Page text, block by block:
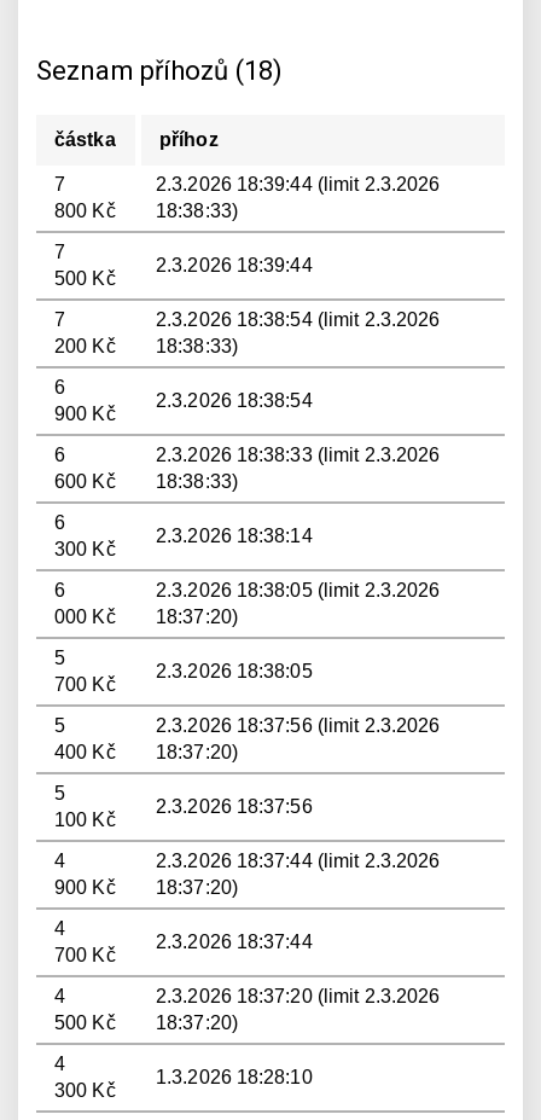
Seznam příhozů (18)
částka příhoz
7
800 Kč
2.3.2026 18:39:44 (limit 2.3.2026
18:38:33)
7
500 Kč
2.3.2026 18:39:44
7
200 Kč
2.3.2026 18:38:54 (limit 2.3.2026
18:38:33)
6
900 Kč
2.3.2026 18:38:54
6
600 Kč
2.3.2026 18:38:33 (limit 2.3.2026
18:38:33)
6
300 Kč
2.3.2026 18:38:14
6
000 Kč
2.3.2026 18:38:05 (limit 2.3.2026
18:37:20)
5
700 Kč
2.3.2026 18:38:05
5
400 Kč
2.3.2026 18:37:56 (limit 2.3.2026
18:37:20)
5
100 Kč
2.3.2026 18:37:56
4
900 Kč
2.3.2026 18:37:44 (limit 2.3.2026
18:37:20)
4
700 Kč
2.3.2026 18:37:44
4
500 Kč
2.3.2026 18:37:20 (limit 2.3.2026
18:37:20)
4
300 Kč
1.3.2026 18:28:10